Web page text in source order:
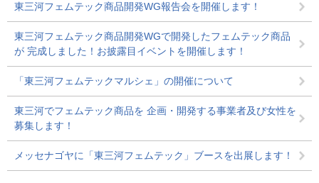
東三河フェムテック商品開発WG報告会を開催します！
東三河フェムテック商品開発WGで開発したフェムテック商品
が 完成しました！お披露目イベントを開催します！
「東三河フェムテックマルシェ」の開催について
東三河でフェムテック商品を 企画・開発する事業者及び女性を
募集します！
メッセナゴヤに「東三河フェムテック」ブースを出展します！